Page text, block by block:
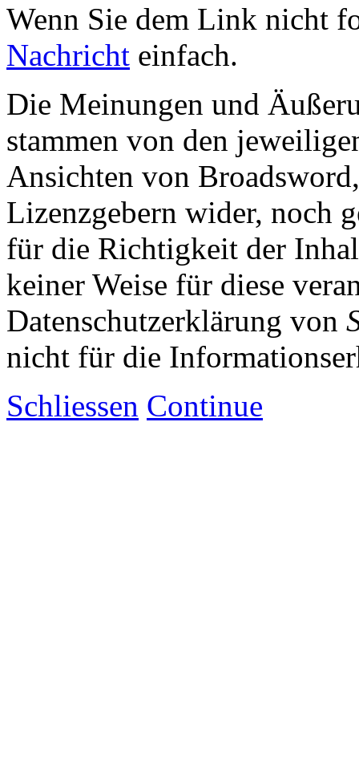
Wenn Sie dem Link nicht
Nachricht einfach.
Die Meinungen und
stammen von den
Ansichten von
Lizenzgebern wider, noch
für die Richtigkeit der
keiner Weise für diese
Datenschutzerklärung von
nicht für die
Schliessen Continue